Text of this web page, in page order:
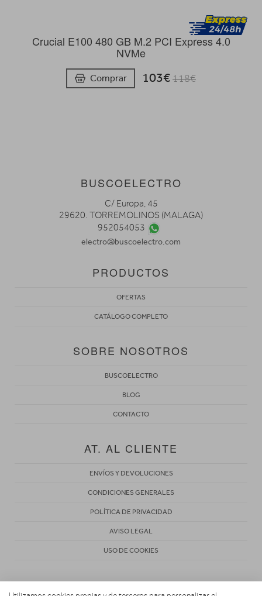
Crucial E100 480 GB M.2 PCI Express 4.0
NVMe
Comprar 103€118€
BUSCOELECTRO
C/ Europa, 45
29620. TORREMOLINOS (MALAGA)
952054053
electro@buscoelectro.com
PRODUCTOS
OFERTAS
CATÁLOGO COMPLETO
SOBRE NOSOTROS
BUSCOELECTRO
BLOG
CONTACTO
AT. AL CLIENTE
ENVÍOS Y DEVOLUCIONES
CONDICIONES GENERALES
POLÍTICA DE PRIVACIDAD
AVISO LEGAL
USO DE COOKIES